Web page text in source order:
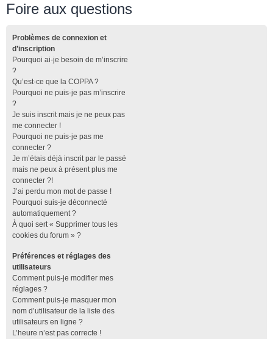
Foire aux questions
Problèmes de connexion et
d’inscription
Pourquoi ai-je besoin de m’inscrire
?
Qu’est-ce que la COPPA ?
Pourquoi ne puis-je pas m’inscrire
?
Je suis inscrit mais je ne peux pas
me connecter !
Pourquoi ne puis-je pas me
connecter ?
Je m’étais déjà inscrit par le passé
mais ne peux à présent plus me
connecter ?!
J’ai perdu mon mot de passe !
Pourquoi suis-je déconnecté
automatiquement ?
À quoi sert « Supprimer tous les
cookies du forum » ?
Préférences et réglages des
utilisateurs
Comment puis-je modifier mes
réglages ?
Comment puis-je masquer mon
nom d’utilisateur de la liste des
utilisateurs en ligne ?
L’heure n’est pas correcte !